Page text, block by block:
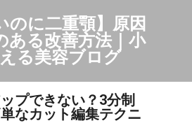
メイン コンテンツに移動
のに二重顎】原因
ある改善方法｜小
る美容ブログ
プできない？3分制
なカット編集テクニ